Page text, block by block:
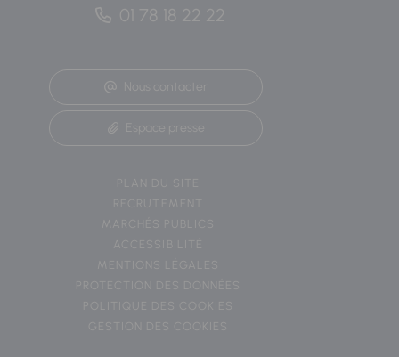
01 78 18 22 22
Nous contacter
Espace presse
PLAN DU SITE
RECRUTEMENT
MARCHÉS PUBLICS
ACCESSIBILITÉ
MENTIONS LÉGALES